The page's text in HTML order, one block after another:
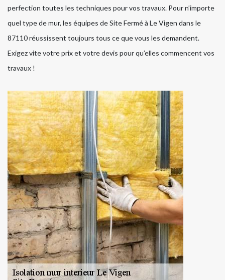
perfection toutes les techniques pour vos travaux. Pour n’importe
quel type de mur, les équipes de Site Fermé à Le Vigen dans le
87110 réussissent toujours tous ce que vous les demandent.
Exigez vite votre prix et votre devis pour qu’elles commencent vos
travaux !